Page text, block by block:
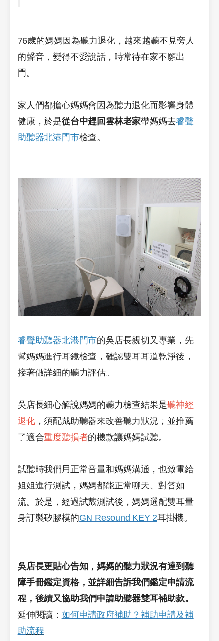
76歲的媽媽因為聽力退化，越來越聽不見旁人
的聲音，變得不愛說話，時常待在家不願出
門。
家人們都擔心媽媽會因為聽力退化而影響身體
健康，於是從台中趕回雲林老家帶媽媽去睿聲
助聽器北港門市檢查。
睿聲助聽器北港門市的吳店長親切又專業，先
幫媽媽進行耳鏡檢查，確認雙耳耳道乾淨後，
接著做詳細的聽力評估。
吳店長細心解說媽媽的聽力檢查結果是聽神經
退化，須配戴助聽器來改善聽力狀況；並推薦
了適合重度聽損者的機款讓媽媽試聽。
試聽時我們用正常音量和媽媽溝通，也致電給
姐姐進行測試，媽媽都能正常聊天、對答如
流。於是，經過試戴測試後，媽媽選配雙耳量
身訂製矽膠模的GN Resound KEY 2耳掛機。
吳店長更貼心告知，媽媽的聽力狀況有達到聽
障手冊鑑定資格，並詳細告訴我們鑑定申請流
程，後續又協助我們申請助聽器雙耳補助款。
延伸閱讀： 如何申請政府補助？補助申請及補
助流程